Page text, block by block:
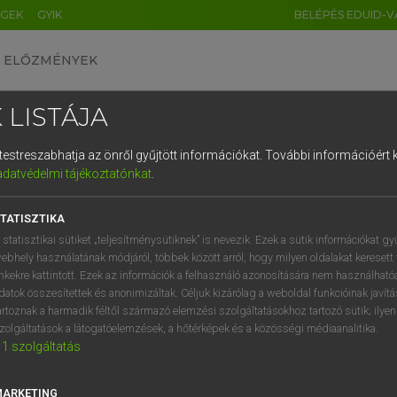
GYIK BELÉPÉS EDUID-
ELŐZMÉNYEK
egyetemes nagyszótár
VAN ELŐFIZETÉSED?
megtekintéséhez.
LISTÁJA
az önről gyűjtött információkat. További információért
tájékoztatónkat.
statisztikai sütiket „teljesítménysütiknek” is nevezik. Ezek a sütik információkat
használatának módjáról, többek között arról, hogy milyen oldalakat keresett
kattintott. Ezek az információk a felhasználó azonosítására nem
összesítettek és anonimizáltak. Céljuk kizárólag a weboldal funkcióinak
a harmadik féltől származó elemzési szolgáltatásokhoz tartozó sütik;
a látogatóelemzések, a hőtérképek és a közösségi médiaanalitika.
1 szolgáltatás
DE CN FR ES IT NL
1 2 3 4 5 6 7 8 9
q w e r t z u i
a s d f g h j k l é
í y x c v b n m , .